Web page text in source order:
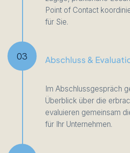
Point of Contact
für Sie.
03 Abschluss &
Im Abschlussgespräch
Überblick über die
evaluieren gemeinsam
für Ihr Unternehmen.